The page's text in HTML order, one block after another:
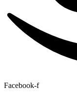
Facebook-f